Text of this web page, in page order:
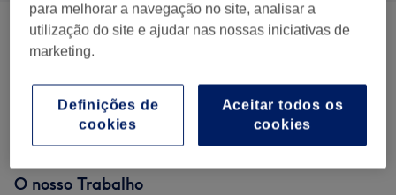
Unhas De Gel, Acrílicas E Porcelana (4 ) desde € 2
Manicures E Tratamentos De Mãos (2) € 15
Pedicures E Tratamentos De Pés desde € 15
O nosso Trabalho
para melhorar a navegação no site, analisar a
utilização do site e ajudar nas nossas iniciativas de
marketing.
Aceitar todos os
cookies
Definições de
cookies